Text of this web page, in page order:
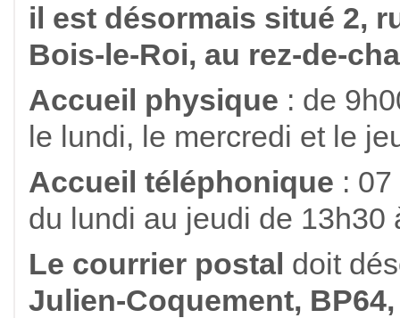
il est désormais situé 2,
Bois-le-Roi, au rez-de-
Accueil physique : de
le lundi, le mercredi et le
Accueil téléphonique :
du lundi au jeudi de 13h30
Le courrier postal doit
Julien-Coquement,